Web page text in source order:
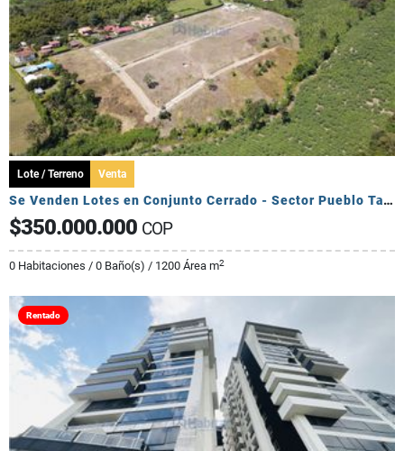
Lote / Terreno Venta
Se Venden Lotes en Conjunto Cerrado - Sector Pueblo Tapado
$350.000.000 COP
0 Habitaciones / 0 Baño(s) / 1200 Área m2
Rentado